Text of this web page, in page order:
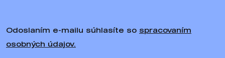
Odoslaním e-mailu súhlasíte so spracovaním
osobných údajov.